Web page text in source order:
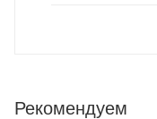
Рекомендуем